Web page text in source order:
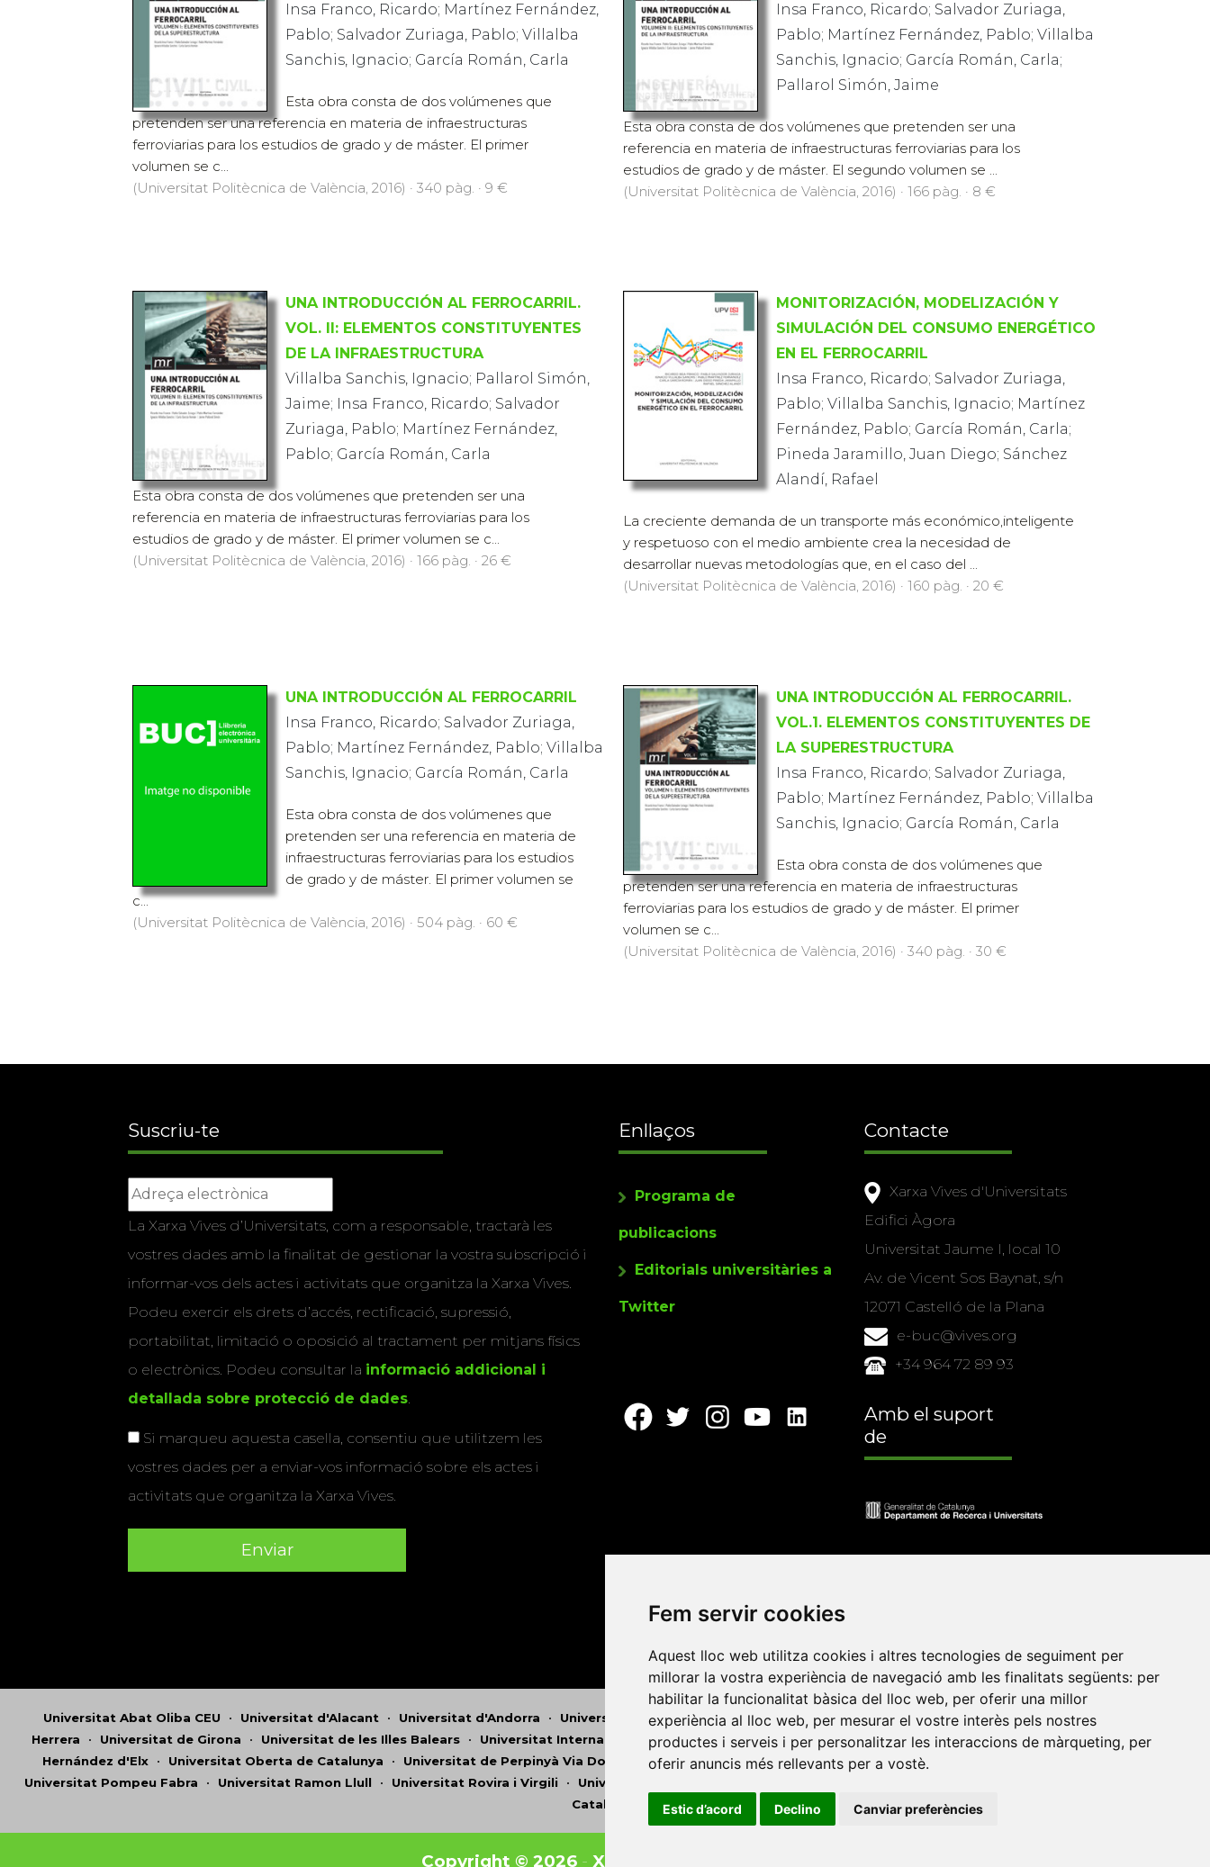
Fem servir cookies
Aquest lloc web utilitza cookies i altres tecnologies de seguiment per
millorar la vostra experiència de navegació amb les finalitats següents: per
habilitar la funcionalitat bàsica del lloc web, per oferir una millor
experiència al lloc web, per mesurar el vostre interès pels nostres
productes i serveis i per personalitzar les interaccions de màrqueting, per
oferir anuncis més rellevants per a vostè.
Estic d’acord Declino Canviar preferències
Insa Franco, Ricardo; Martínez Fernández,
Pablo; Salvador Zuriaga, Pablo; Villalba
Sanchis, Ignacio; García Román, Carla
Esta obra consta de dos volúmenes que
pretenden ser una referencia en materia de infraestructuras
ferroviarias para los estudios de grado y de máster. El primer
volumen se c...
(Universitat Politècnica de València, 2016) · 340 pàg. · 9 €
Insa Franco, Ricardo; Salvador Zuriaga,
Pablo; Martínez Fernández, Pablo; Villalba
Sanchis, Ignacio; García Román, Carla;
Pallarol Simón, Jaime
Esta obra consta de dos volúmenes que pretenden ser una
referencia en materia de infraestructuras ferroviarias para los
estudios de grado y de máster. El segundo volumen se ...
(Universitat Politècnica de València, 2016) · 166 pàg. · 8 €
UNA INTRODUCCIÓN AL FERROCARRIL.
VOL. II: ELEMENTOS CONSTITUYENTES
DE LA INFRAESTRUCTURA
Villalba Sanchis, Ignacio; Pallarol Simón,
Jaime; Insa Franco, Ricardo; Salvador
Zuriaga, Pablo; Martínez Fernández,
Pablo; García Román, Carla
Esta obra consta de dos volúmenes que pretenden ser una
referencia en materia de infraestructuras ferroviarias para los
estudios de grado y de máster. El primer volumen se c...
(Universitat Politècnica de València, 2016) · 166 pàg. · 26 €
MONITORIZACIÓN, MODELIZACIÓN Y
SIMULACIÓN DEL CONSUMO ENERGÉTICO
EN EL FERROCARRIL
Insa Franco, Ricardo; Salvador Zuriaga,
Pablo; Villalba Sanchis, Ignacio; Martínez
Fernández, Pablo; García Román, Carla;
Pineda Jaramillo, Juan Diego; Sánchez
Alandí, Rafael
La creciente demanda de un transporte más económico,inteligente
y respetuoso con el medio ambiente crea la necesidad de
desarrollar nuevas metodologías que, en el caso del ...
(Universitat Politècnica de València, 2016) · 160 pàg. · 20 €
UNA INTRODUCCIÓN AL FERROCARRIL
Insa Franco, Ricardo; Salvador Zuriaga,
Pablo; Martínez Fernández, Pablo; Villalba
Sanchis, Ignacio; García Román, Carla
Esta obra consta de dos volúmenes que
pretenden ser una referencia en materia de
infraestructuras ferroviarias para los estudios
de grado y de máster. El primer volumen se
c...
(Universitat Politècnica de València, 2016) · 504 pàg. · 60 €
UNA INTRODUCCIÓN AL FERROCARRIL.
VOL.1. ELEMENTOS CONSTITUYENTES DE
LA SUPERESTRUCTURA
Insa Franco, Ricardo; Salvador Zuriaga,
Pablo; Martínez Fernández, Pablo; Villalba
Sanchis, Ignacio; García Román, Carla
Esta obra consta de dos volúmenes que
pretenden ser una referencia en materia de infraestructuras
ferroviarias para los estudios de grado y de máster. El primer
volumen se c...
(Universitat Politècnica de València, 2016) · 340 pàg. · 30 €
Suscriu-te
La Xarxa Vives d’Universitats, com a responsable, tractarà les
vostres dades amb la finalitat de gestionar la vostra subscripció i
informar-vos dels actes i activitats que organitza la Xarxa Vives.
Podeu exercir els drets d’accés, rectificació, supressió,
portabilitat, limitació o oposició al tractament per mitjans físics
o electrònics. Podeu consultar la informació addicional i
detallada sobre protecció de dades.
Si marqueu aquesta casella, consentiu que utilitzem les
vostres dades per a enviar-vos informació sobre els actes i
activitats que organitza la Xarxa Vives.
Enllaços
Programa de
publicacions
Editorials universitàries a
Twitter
Contacte
Xarxa Vives d'Universitats
Edifici Àgora
Universitat Jaume I, local 10
Av. de Vicent Sos Baynat, s/n
12071 Castelló de la Plana
e-buc@vives.org
+34 964 72 89 93
Amb el suport
de
Universitat Abat Oliba CEU • Universitat d'Alacant • Universitat d'Andorra • Universitat Autònoma de Barcelona•Universitat de Barcelona•Universitat CEU Cardenal
Herrera • Universitat de Girona • Universitat de les Illes Balears • Universitat Internacional de Catalunya•Universitat Jaume I•Universitat de Lleida •Universitat Miguel
Hernández d'Elx • Universitat Oberta de Catalunya • Universitat de Perpinyà Via Domitia •Universitat Politècnica de Catalunya•Universitat Politècnica de València
Universitat Pompeu Fabra • Universitat Ramon Llull • Universitat Rovira i Virgili • Universitat de Sàsser
Catalunya
Copyright © 2026- Xarxa Vives d'Universitats